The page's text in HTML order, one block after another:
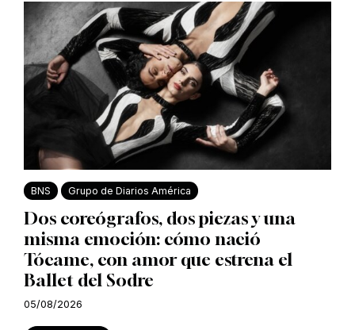
BNS Grupo de Diarios América
Dos coreógrafos, dos piezas y una
misma emoción: cómo nació
Tócame, con amor que estrena el
Ballet del Sodre
05/08/2026